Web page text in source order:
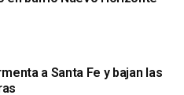
a Santa Fe y bajan las